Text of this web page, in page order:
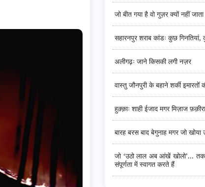
जो बीत गया है वो गुज़र क्यों नहीं जाता
सहारनपुर शराब कांडः कुछ
अलीगढ़ः जाने किसकी लगी नज़र
वास्तु जौनपुरी के बहाने शर्की इमारतों
हुक़्क़ाः शाही ईजाद मगर मिज़ाज
बारह बरस बाद बेगुनाह मगर जो
जो ‘उठो लाल अब आंखें खोलो’...
संपूर्णता में स्वागत करते हैं